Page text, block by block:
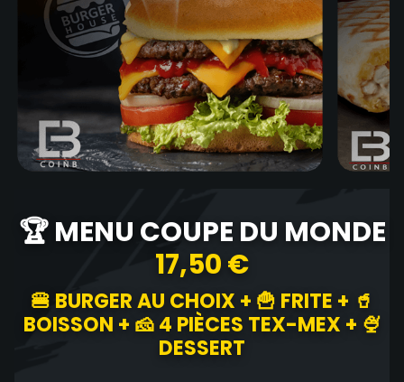
🏆 MENU COUPE DU MONDE
17,50 €
🍔 BURGER AU CHOIX + 🍟 FRITE + 🥤
BOISSON + 🧀 4 PIÈCES TEX-MEX + 🍨
DESSERT